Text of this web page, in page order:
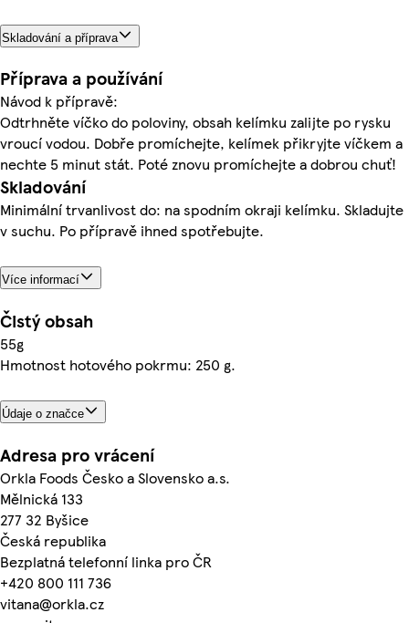
Skladování a příprava
Příprava a používání
Návod k přípravě:
Odtrhněte víčko do poloviny, obsah kelímku zalijte po rysku
vroucí vodou. Dobře promíchejte, kelímek přikryjte víčkem a
nechte 5 minut stát. Poté znovu promíchejte a dobrou chuť!
Skladování
Minimální trvanlivost do: na spodním okraji kelímku. Skladujte
v suchu. Po přípravě ihned spotřebujte.
Více informací
Čistý obsah
55g
Hmotnost hotového pokrmu: 250 g.
Údaje o značce
Adresa pro vrácení
Orkla Foods Česko a Slovensko a.s.
Mělnická 133
277 32 Byšice
Česká republika
Bezplatná telefonní linka pro ČR
+420 800 111 736
vitana@orkla.cz